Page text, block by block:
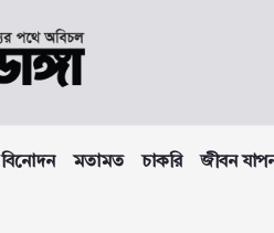
বিনোদন মতামত চাকরি জীবন